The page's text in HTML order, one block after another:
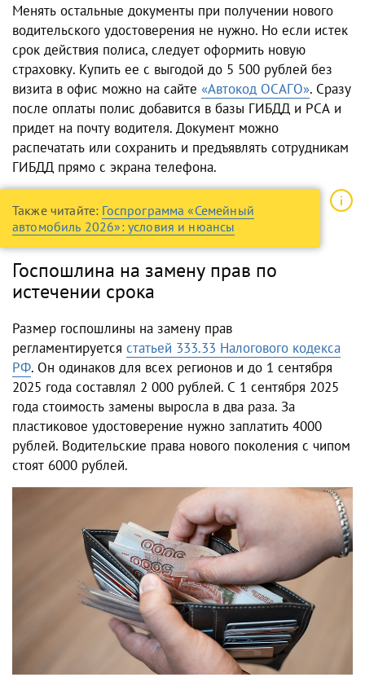
Менять остальные документы при получении нового
водительского удостоверения не нужно. Но если истек
срок действия полиса, следует оформить новую
страховку. Купить ее с выгодой до 5 500 рублей без
визита в офис можно на сайте «Автокод ОСАГО». Сразу
после оплаты полис добавится в базы ГИБДД и РСА и
придет на почту водителя. Документ можно
распечатать или сохранить и предъявлять сотрудникам
ГИБДД прямо с экрана телефона.
Также читайте: Госпрограмма «Семейный
автомобиль 2026»: условия и нюансы
Госпошлина на замену прав по
истечении срока
Размер госпошлины на замену прав
регламентируется статьей 333.33 Налогового кодекса
РФ. Он одинаков для всех регионов и до 1 сентября
2025 года составлял 2 000 рублей. С 1 сентября 2025
года стоимость замены выросла в два раза. За
пластиковое удостоверение нужно заплатить 4000
рублей. Водительские права нового поколения с чипом
стоят 6000 рублей.